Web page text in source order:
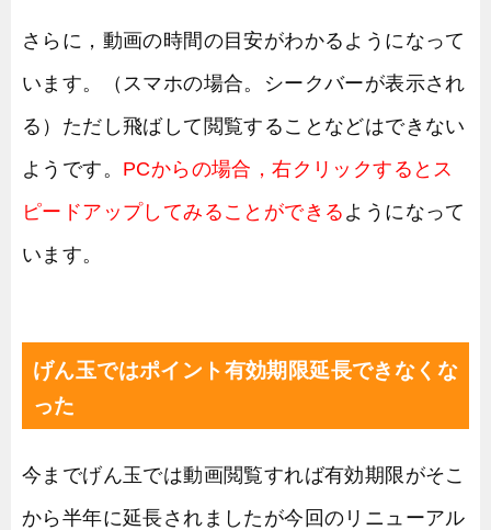
さらに，動画の時間の目安がわかるようになって
います。（スマホの場合。シークバーが表示され
る）ただし飛ばして閲覧することなどはできない
ようです。 PCからの場合，右クリックするとス
ピードアップしてみることができる ようになって
います。
げん玉ではポイント有効期限延長できなくな
った
今までげん玉では動画閲覧すれば有効期限がそこ
から半年に延長されましたが今回のリニューアル